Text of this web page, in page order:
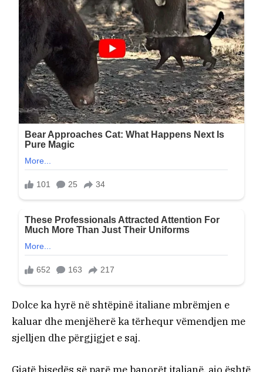
Dolce ka hyrë në shtëpinë italiane mbrëmjen e
kaluar dhe menjëherë ka tërhequr vëmendjen me
sjelljen dhe përgjigjet e saj.